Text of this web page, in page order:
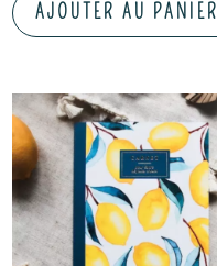
AJOUTER AU PANIER